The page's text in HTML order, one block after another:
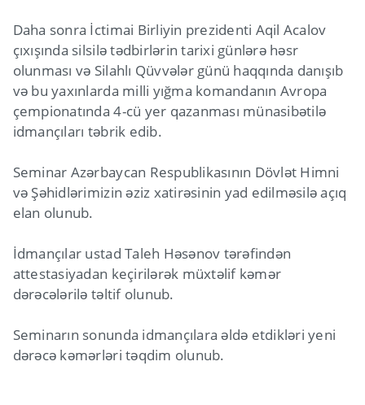
Daha sonra İctimai Birliyin prezidenti Aqil Acalov
çıxışında silsilə tədbirlərin tarixi günlərə həsr
olunması və Silahlı Qüvvələr günü haqqında danışıb
və bu yaxınlarda milli yığma komandanın Avropa
çempionatında 4-cü yer qazanması münasibətilə
idmançıları təbrik edib.
Seminar Azərbaycan Respublikasının Dövlət Himni
və Şəhidlərimizin əziz xatirəsinin yad edilməsilə açıq
elan olunub.
İdmançılar ustad Taleh Həsənov tərəfindən
attestasiyadan keçirilərək müxtəlif kəmər
dərəcələrilə təltif olunub.
Seminarın sonunda idmançılara əldə etdikləri yeni
dərəcə kəmərləri təqdim olunub.